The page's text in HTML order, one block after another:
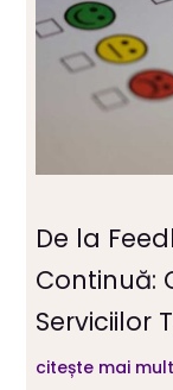
De la
Continuă:
Serviciilor
citește mai mult